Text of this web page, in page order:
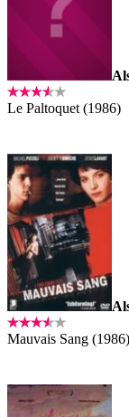
Le Paltoquet (1986)
Mauvais Sang (1986)